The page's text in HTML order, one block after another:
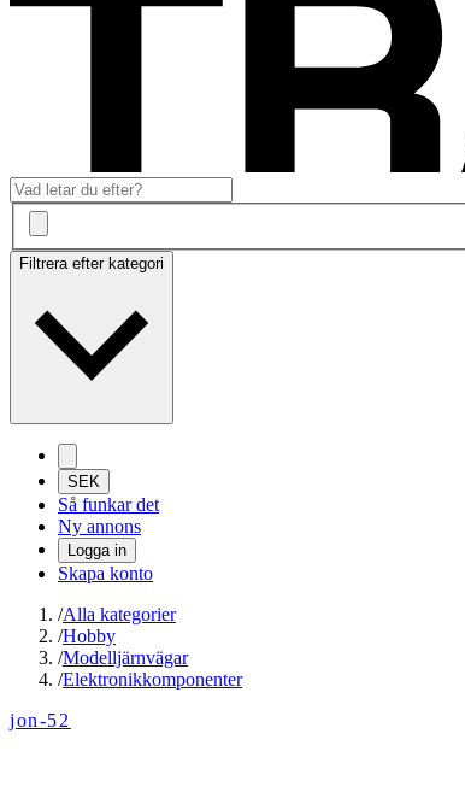
Filtrera efter kategori
SEK
Så funkar det
Ny annons
Logga in
Skapa konto
/Alla kategorier
/Hobby
/Modelljärnvägar
/Elektronikkomponenter
jon-52